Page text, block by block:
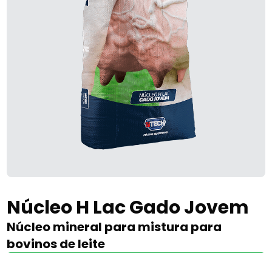
Núcleo H Lac Gado Jovem
Núcleo mineral para mistura para
bovinos de leite